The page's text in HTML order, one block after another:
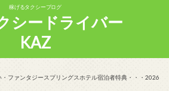
稼げるタクシーブログ
シードライバー
KAZ
ファンタジースプリングスホテル宿泊者特典・・・2026